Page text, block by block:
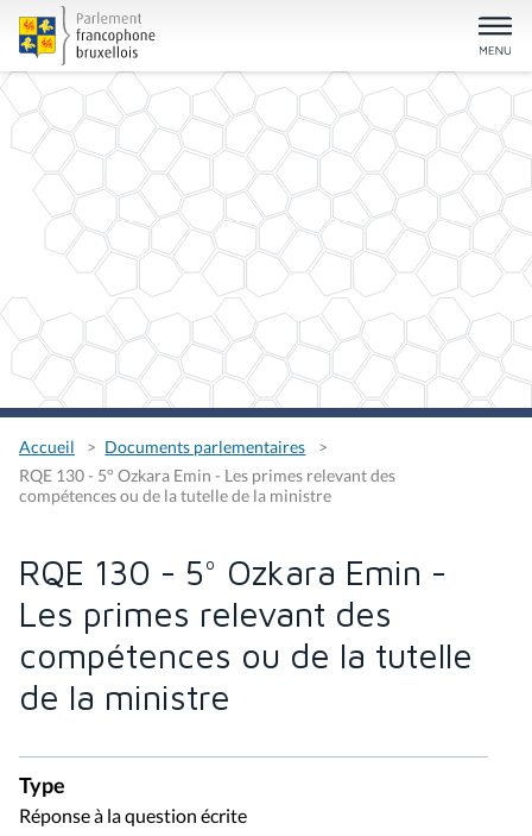
Accueil
Documents parlementaires
RQE 130 - 5° Ozkara Emin - Les primes relevant des
compétences ou de la tutelle de la ministre
RQE 130 - 5° Ozkara Emin -
Les primes relevant des
compétences ou de la tutelle
de la ministre
Type
Réponse à la question écrite